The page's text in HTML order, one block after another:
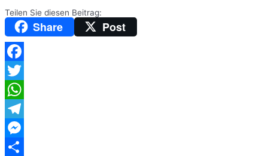
Teilen Sie diesen Beitrag:
Share Post
Facebook
Twitter
WhatsApp
Telegram
Messenger